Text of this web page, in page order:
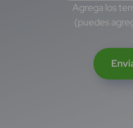
Agrega los
(puedes